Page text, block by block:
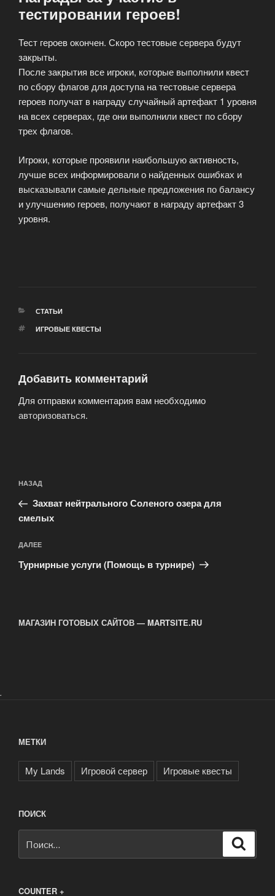
тестировании героев!
Тест героев окончен. Скоро тестовые сервера будут
закрыты.
После закрытия все игроки, которые выполнили квест
по сбору флагов для доступа на тестовые сервера
героев получат в награду случайный артефакт 1 уровня
на всех серверах, где они выполнили квест по сбору
трех флагов.
Игроки, которые проявили наибольшую активность,
лучше всех информировали о найденных ошибках и
высказывали самые дельные предложения по балансу
и улучшению героев, получают в награду артефакт 3
уровня.
РУБРИКИ
СТАТЬИ
МЕТКИ
ИГРОВЫЕ КВЕСТЫ
Добавить комментарий
Для отправки комментария вам необходимо
авторизоваться.
по
записям
Предыдущая
запись:
НАЗАД
Захват нейтрального Соленого озера для
смелых
Следующая
запись
ДАЛЕЕ
Турнирные услуги (Помощь в турнире)
МАГАЗИН ГОТОВЫХ САЙТОВ — MARTSITE.RU
.
МЕТКИ
My Lands Игровой сервер Игровые квесты
ПОИСК
COUNTER +